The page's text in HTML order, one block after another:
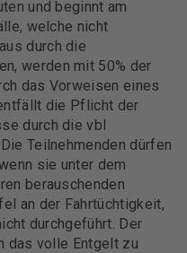
und beginnt am
welche nicht
durch die
werden mit 50% der
das Vorweisen eines
die Pflicht der
durch die vbl
Teilnehmenden dürfen
sie unter dem
berauschenden
an der Fahrtüchtigkeit,
durchgeführt. Der
das volle Entgelt zu